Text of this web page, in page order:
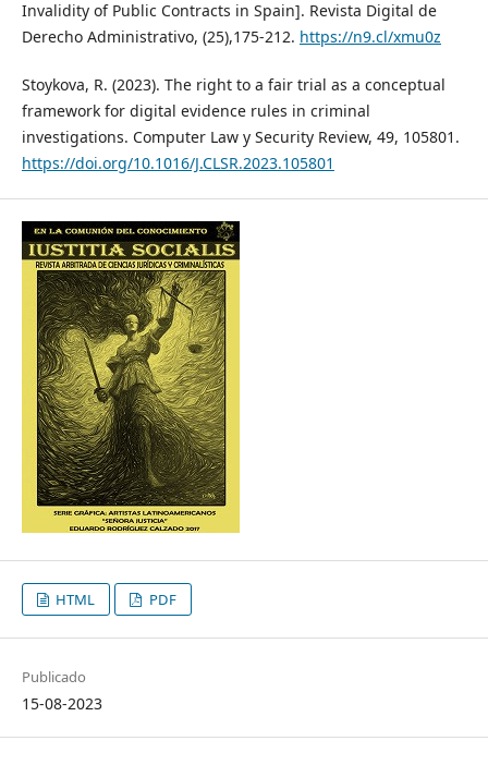
Invalidity of Public Contracts in Spain]. Revista Digital de
Derecho Administrativo, (25),175-212. https://n9.cl/xmu0z
Stoykova, R. (2023). The right to a fair trial as a conceptual
framework for digital evidence rules in criminal
investigations. Computer Law y Security Review, 49, 105801.
https://doi.org/10.1016/J.CLSR.2023.105801
HTML PDF
Publicado
15-08-2023